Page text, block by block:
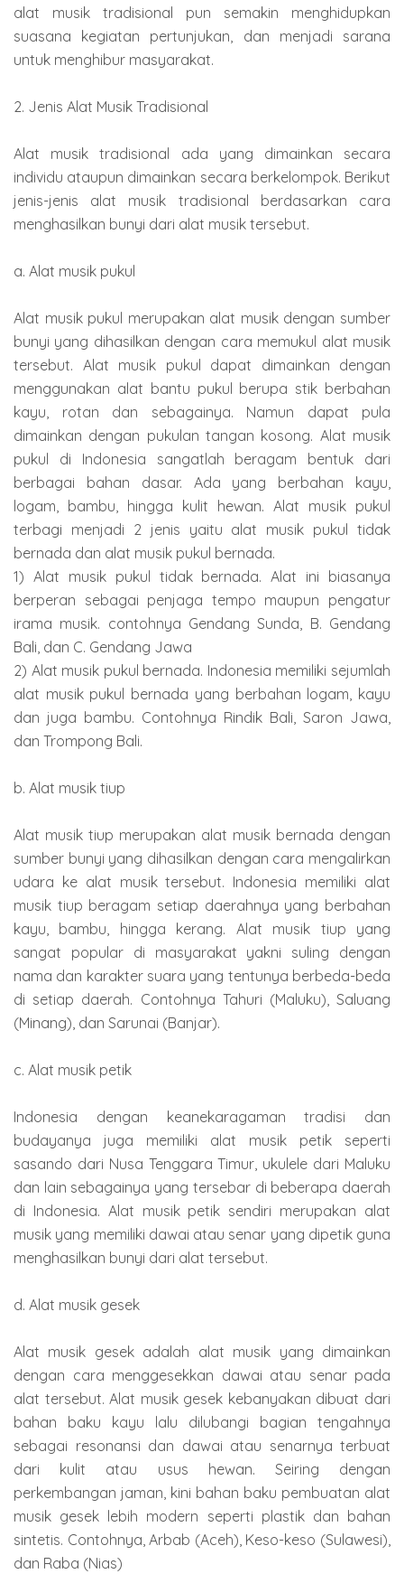
alat musik tradisional pun semakin menghidupkan
suasana kegiatan pertunjukan, dan menjadi sarana
untuk menghibur masyarakat.
2. Jenis Alat Musik Tradisional
Alat musik tradisional ada yang dimainkan secara
individu ataupun dimainkan secara berkelompok. Berikut
jenis-jenis alat musik tradisional berdasarkan cara
menghasilkan bunyi dari alat musik tersebut.
a. Alat musik pukul
Alat musik pukul merupakan alat musik dengan sumber
bunyi yang dihasilkan dengan cara memukul alat musik
tersebut. Alat musik pukul dapat dimainkan dengan
menggunakan alat bantu pukul berupa stik berbahan
kayu, rotan dan sebagainya. Namun dapat pula
dimainkan dengan pukulan tangan kosong. Alat musik
pukul di Indonesia sangatlah beragam bentuk dari
berbagai bahan dasar. Ada yang berbahan kayu,
logam, bambu, hingga kulit hewan. Alat musik pukul
terbagi menjadi 2 jenis yaitu alat musik pukul tidak
bernada dan alat musik pukul bernada.
1) Alat musik pukul tidak bernada. Alat ini biasanya
berperan sebagai penjaga tempo maupun pengatur
irama musik. contohnya Gendang Sunda, B. Gendang
Bali, dan C. Gendang Jawa
2) Alat musik pukul bernada. Indonesia memiliki sejumlah
alat musik pukul bernada yang berbahan logam, kayu
dan juga bambu. Contohnya Rindik Bali, Saron Jawa,
dan Trompong Bali.
b. Alat musik tiup
Alat musik tiup merupakan alat musik bernada dengan
sumber bunyi yang dihasilkan dengan cara mengalirkan
udara ke alat musik tersebut. Indonesia memiliki alat
musik tiup beragam setiap daerahnya yang berbahan
kayu, bambu, hingga kerang. Alat musik tiup yang
sangat popular di masyarakat yakni suling dengan
nama dan karakter suara yang tentunya berbeda-beda
di setiap daerah. Contohnya Tahuri (Maluku), Saluang
(Minang), dan Sarunai (Banjar).
c. Alat musik petik
Indonesia dengan keanekaragaman tradisi dan
budayanya juga memiliki alat musik petik seperti
sasando dari Nusa Tenggara Timur, ukulele dari Maluku
dan lain sebagainya yang tersebar di beberapa daerah
di Indonesia. Alat musik petik sendiri merupakan alat
musik yang memiliki dawai atau senar yang dipetik guna
menghasilkan bunyi dari alat tersebut.
d. Alat musik gesek
Alat musik gesek adalah alat musik yang dimainkan
dengan cara menggesekkan dawai atau senar pada
alat tersebut. Alat musik gesek kebanyakan dibuat dari
bahan baku kayu lalu dilubangi bagian tengahnya
sebagai resonansi dan dawai atau senarnya terbuat
dari kulit atau usus hewan. Seiring dengan
perkembangan jaman, kini bahan baku pembuatan alat
musik gesek lebih modern seperti plastik dan bahan
sintetis. Contohnya, Arbab (Aceh), Keso-keso (Sulawesi),
dan Raba (Nias)